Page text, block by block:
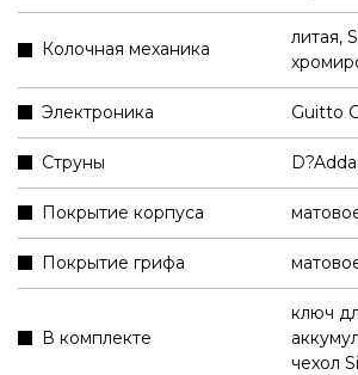
Колочная механика
литая,
Электроника Guitto
Струны
Покрытие корпуса
Покрытие грифа
В комплекте
ключ
чехол